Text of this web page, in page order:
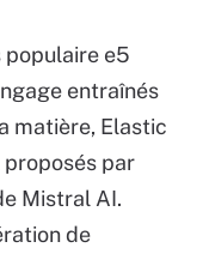
populaire e5
entraînés
matière, Elastic
proposés par
Mistral AI.
de